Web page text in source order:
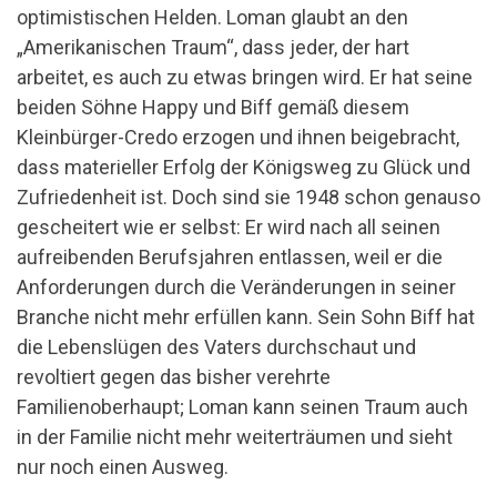
optimistischen Helden. Loman glaubt an den
„Amerikanischen Traum“, dass jeder, der hart
arbeitet, es auch zu etwas bringen wird. Er hat seine
beiden Söhne Happy und Biff gemäß diesem
Kleinbürger-Credo erzogen und ihnen beigebracht,
dass materieller Erfolg der Königsweg zu Glück und
Zufriedenheit ist. Doch sind sie 1948 schon genauso
gescheitert wie er selbst: Er wird nach all seinen
aufreibenden Berufsjahren entlassen, weil er die
Anforderungen durch die Veränderungen in seiner
Branche nicht mehr erfüllen kann. Sein Sohn Biff hat
die Lebenslügen des Vaters durchschaut und
revoltiert gegen das bisher verehrte
Familienoberhaupt; Loman kann seinen Traum auch
in der Familie nicht mehr weiterträumen und sieht
nur noch einen Ausweg.